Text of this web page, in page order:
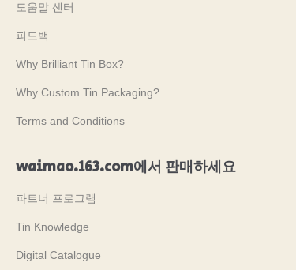
도움말 센터
피드백
Why Brilliant Tin Box?
Why Custom Tin Packaging?
Terms and Conditions
waimao.163.com에서 판매하세요
파트너 프로그램
Tin Knowledge
Digital Catalogue